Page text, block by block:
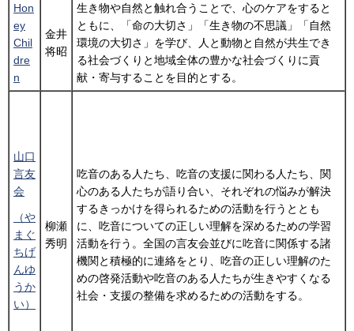
Hon
ey
Chil
dre
n
金井
将昭
生き物や自然と触れ合うことで、心のケアをすると
ともに、「命の大切さ」「生き物の不思議」「自然
環境の大切さ」を学び、人と動物と自然が共生でき
る社会づくりと地域全体の豊かな社会づくりに貢
献・寄与することを目的とする。
山口
言友
会
（や
まぐ
ちげ
んゆ
うか
い）
柳瀬
秀明
吃音のある人たち、吃音の支援に関わる人たち、関
心のある人たちが語り合い、それぞれの悩みが解決
するきっかけを得られるための活動を行うととも
に、吃音についての正しい理解を深めるための学習
活動を行う。全国の言友会並びに吃音に関係する諸
機関と積極的に連絡をとり、吃音の正しい理解のた
めの啓発活動や吃音のある人たちが生きやすくなる
社会・支援の整備を求めるための活動をする。